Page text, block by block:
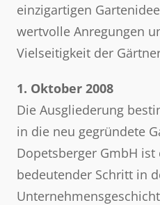
einzigartigen
wertvolle Anregungen
Vielseitigkeit der
1. Oktober 2008
Die Ausgliederung
in die neu gegründete
Dopetsberger GmbH
bedeutender Schritt in